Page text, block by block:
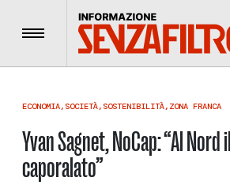
Menu
ECONOMIA, SOCIETÀ, SOSTENIBILITÀ, ZONA FRANCA
Yvan Sagnet, NoCap: “Al
caporalato”